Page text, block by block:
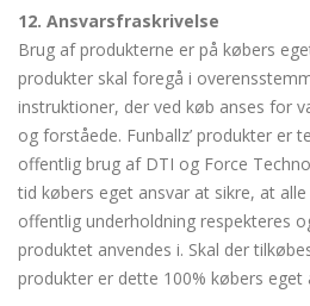
12. Ansvarsfraskrivelse
Brug af produkterne er på købers
produkter skal foregå i
instruktioner, der ved køb anses for
og forståede. Funballz’ produkter er
offentlig brug af DTI og Force
tid købers eget ansvar at sikre, at
offentlig underholdning respekteres
produktet anvendes i. Skal der
produkter er dette 100% købers eget